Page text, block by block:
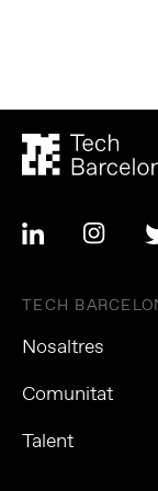
TECH
Nosaltres
Comunitat
Talent